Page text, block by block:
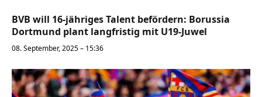
BVB will 16-jähriges Talent befördern: Borussia
Dortmund plant langfristig mit U19-Juwel
08. September, 2025 – 15:36